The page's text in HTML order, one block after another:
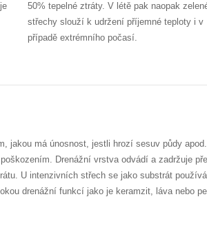
50% tepelné ztráty. V létě pak naopak
střechy slouží k udržení příjemné teploty i v
případě extrémního počasí.
jakou má únosnost, jestli hrozí sesuv půdy
Drenážní vrstva odvádí a zadržuje
U intenzivních střech se jako substrát
drenážní funkcí jako je keramzit, láva nebo